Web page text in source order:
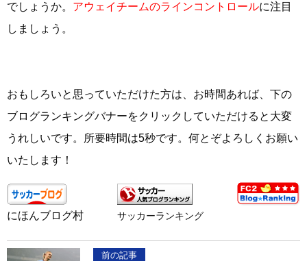
でしょうか。 アウェイチームのラインコントロールに注目
しましょう。
おもしろいと思っていただけた方は、お時間あれば、下の
ブログランキングバナーをクリックしていただけると大変
うれしいです。所要時間は5秒です。何とぞよろしくお願い
いたします！
にほんブログ村 サッカーランキング
前の記事